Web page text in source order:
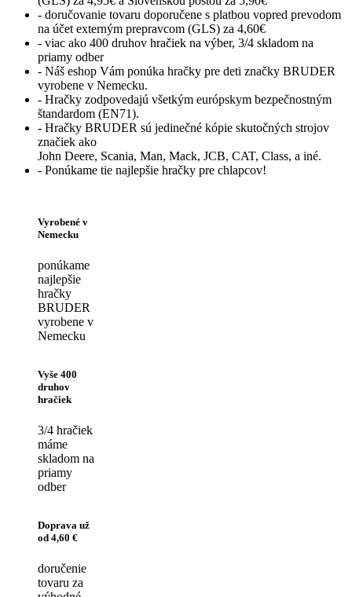
- doručovanie tovaru doporučene s platbou vopred prevodom
na účet externým prepravcom (GLS) za 4,60€
- viac ako 400 druhov hračiek na výber, 3/4 skladom na
priamy odber
- Náš eshop Vám ponúka hračky pre deti značky BRUDER
vyrobene v Nemecku.
- Hračky zodpovedajú všetkým európskym bezpečnostným
štandardom (EN71).
- Hračky BRUDER sú jedinečné kópie skutočných strojov
značiek ako
John Deere, Scania, Man, Mack, JCB, CAT, Class, a iné.
- Ponúkame tie najlepšie hračky pre chlapcov!
Vyrobené v
Nemecku
ponúkame
najlepšie
hračky
BRUDER
vyrobene v
Nemecku
Vyše 400
druhov
hračiek
3/4 hračiek
máme
skladom na
priamy
odber
Doprava už
od 4,60 €
doručenie
tovaru za